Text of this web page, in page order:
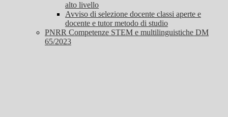
alto livello
Avviso di selezione docente classi aperte e
docente e tutor metodo di studio
PNRR Competenze STEM e multilinguistiche DM
65/2023